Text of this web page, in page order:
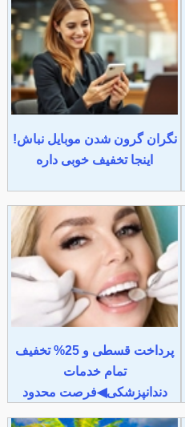
نگران گرون شدن موبایل نباش!
اینجا تخفیف خوبی داره
پرداخت قسطی و 25% تخفیف
تمام خدمات
دندانپزشکی◀فرصت محدود